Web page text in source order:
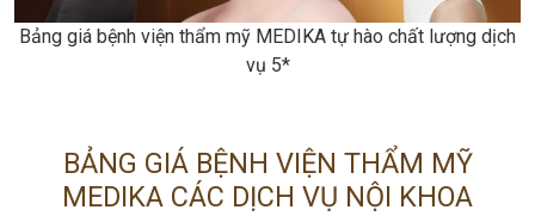
Bảng giá bệnh viện thẩm mỹ MEDIKA tự hào chất lượng dịch
vụ 5*
BẢNG GIÁ BỆNH VIỆN THẨM MỸ
MEDIKA CÁC DỊCH VỤ NỘI KHOA